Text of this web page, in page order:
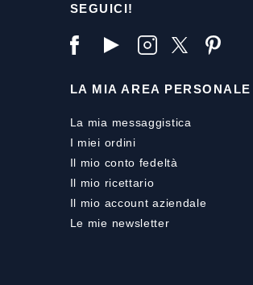
SEGUICI!
LA MIA AREA PERSONALE
La mia messaggistica
I miei ordini
Il mio conto fedeltà
Il mio ricettario
Il mio account aziendale
Le mie newsletter